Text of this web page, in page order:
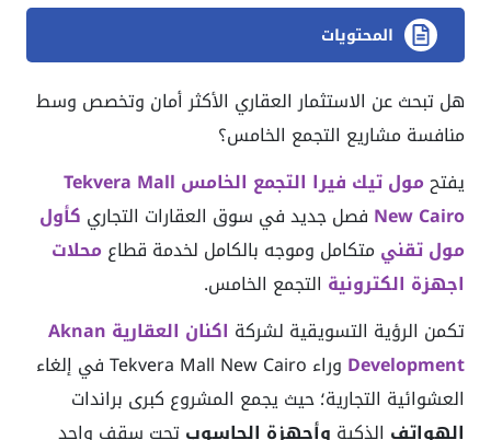
المحتويات
هل تبحث عن الاستثمار العقاري الأكثر أمان وتخصص وسط
منافسة مشاريع التجمع الخامس؟
يفتح
مول تيك فيرا التجمع الخامس Tekvera Mall
New Cairo فصل جديد في سوق العقارات التجاري كأول
مول تقني متكامل وموجه بالكامل لخدمة قطاع محلات
اجهزة الكترونية التجمع الخامس.
تكمن الرؤية التسويقية لشركة
اكنان العقارية Aknan
Development
وراء Tekvera Mall New Cairo في إلغاء
العشوائية التجارية؛ حيث يجمع المشروع كبرى براندات
الهواتف الذكية وأجهزة الحاسوبتحت سقف واحد